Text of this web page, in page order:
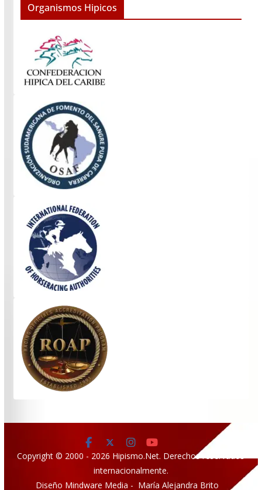
Organismos Hipicos
Copyright © 2000 - 2026 Hipismo.Net. Derechos reservados
internacionalmente.
Diseño Mindware Media - María Alejandra Brito